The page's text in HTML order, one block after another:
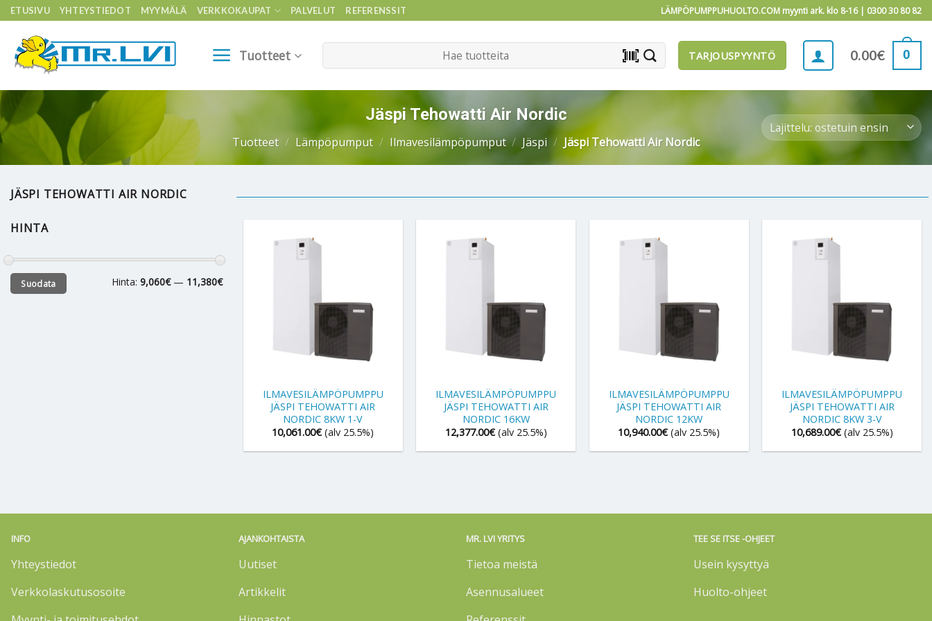
Skip
to
content
ETUSIVU YHTEYSTIEDOT MYYMÄLÄ VERKKOKAUPAT PALVELUT REFERENSSIT LÄMPÖPUMPPUHUOLTO.COM myynti ark. klo 8-16 | 0300 30 80 82
Tuotteet barcode_scanner TARJOUSPYYNTÖ 0.00€ 0
Jäspi Tehowatti Air Nordic
Tuotteet / Lämpöpumput / Ilmavesilämpöpumput / Jäspi / Jäspi Tehowatti Air Nordic
JÄSPI TEHOWATTI AIR NORDIC
HINTA
Minimihinta
Maksimihinta
Suodata Hinta: 9,060€— 11,380€
ILMAVESILÄMPÖPUMPPU
JÄSPI TEHOWATTI AIR
NORDIC 8KW 1-V
10,061.00€ (alv 25.5%)
ILMAVESILÄMPÖPUMPPU
JÄSPI TEHOWATTI AIR
NORDIC 16KW
12,377.00€ (alv 25.5%)
ILMAVESILÄMPÖPUMPPU
JÄSPI TEHOWATTI AIR
NORDIC 12KW
10,940.00€ (alv 25.5%)
ILMAVESILÄMPÖPUMPPU
JÄSPI TEHOWATTI AIR
NORDIC 8KW 3-V
10,689.00€ (alv 25.5%)
INFO
Yhteystiedot
Verkkolaskutusosoite
AJANKOHTAISTA
Uutiset
Artikkelit
MR. LVI YRITYS
Tietoa meistä
Asennusalueet
TEE SE ITSE -OHJEET
Usein kysyttyä
Huolto-ohjeet